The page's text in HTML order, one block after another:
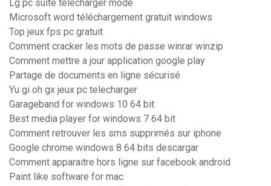
Lg pc suite télécharger mode
Microsoft word téléchargement gratuit windows
Top jeux fps pc gratuit
Comment cracker les mots de passe winrar winzip
Comment mettre a jour application google play
Partage de documents en ligne sécurisé
Yu gi oh gx jeux pc telecharger
Garageband for windows 10 64 bit
Best media player for windows 7 64 bit
Comment retrouver les sms supprimés sur iphone
Google chrome windows 8 64 bits descargar
Comment apparaitre hors ligne sur facebook android
Paint like software for mac